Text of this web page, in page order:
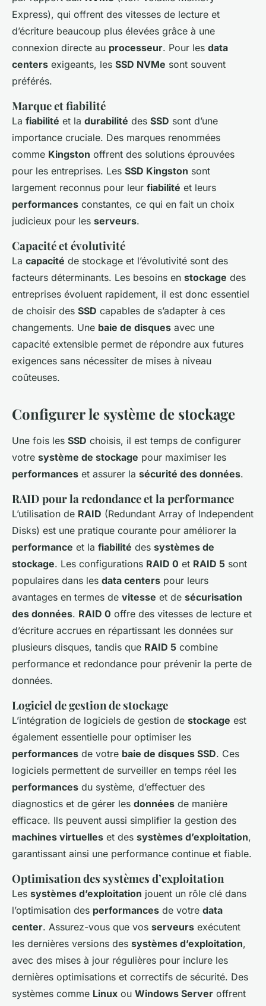
Express), qui offrent des vitesses de lecture et
d’écriture beaucoup plus élevées grâce à une
connexion directe au processeur. Pour les data
centers exigeants, les SSD NVMe sont souvent
préférés.
Marque et fiabilité
La fiabilité et la durabilité des SSD sont d’une
importance cruciale. Des marques renommées
comme Kingston offrent des solutions éprouvées
pour les entreprises. Les SSD Kingston sont
largement reconnus pour leur fiabilité et leurs
performances constantes, ce qui en fait un choix
judicieux pour les serveurs.
Capacité et évolutivité
La capacité de stockage et l’évolutivité sont des
facteurs déterminants. Les besoins en stockage des
entreprises évoluent rapidement, il est donc essentiel
de choisir des SSD capables de s’adapter à ces
changements. Une baie de disques avec une
capacité extensible permet de répondre aux futures
exigences sans nécessiter de mises à niveau
coûteuses.
Configurer le système de stockage
Une fois les SSD choisis, il est temps de configurer
votre système de stockage pour maximiser les
performances et assurer la sécurité des données.
RAID pour la redondance et la performance
L’utilisation de RAID (Redundant Array of Independent
Disks) est une pratique courante pour améliorer la
performance et la fiabilité des systèmes de
stockage. Les configurations RAID 0 et RAID 5 sont
populaires dans les data centers pour leurs
avantages en termes de vitesse et de sécurisation
des données. RAID 0 offre des vitesses de lecture et
d’écriture accrues en répartissant les données sur
plusieurs disques, tandis que RAID 5 combine
performance et redondance pour prévenir la perte de
données.
Logiciel de gestion de stockage
L’intégration de logiciels de gestion de stockage est
également essentielle pour optimiser les
performances de votre baie de disques SSD. Ces
logiciels permettent de surveiller en temps réel les
performances du système, d’effectuer des
diagnostics et de gérer les données de manière
efficace. Ils peuvent aussi simplifier la gestion des
machines virtuelles et des systèmes d’exploitation,
garantissant ainsi une performance continue et fiable.
Optimisation des systèmes d’exploitation
Les systèmes d’exploitation jouent un rôle clé dans
l’optimisation des performances de votre data
center. Assurez-vous que vos serveurs exécutent
les dernières versions des systèmes d’exploitation,
avec des mises à jour régulières pour inclure les
dernières optimisations et correctifs de sécurité. Des
systèmes comme Linux ou Windows Server offrent